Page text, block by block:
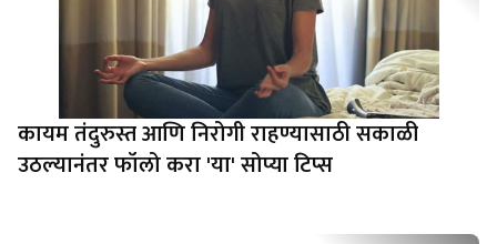
कायम तंदुरुस्त आणि निरोगी राहण्यासाठी सकाळी
उठल्यानंतर फॉलो करा 'या' सोप्या टिप्स